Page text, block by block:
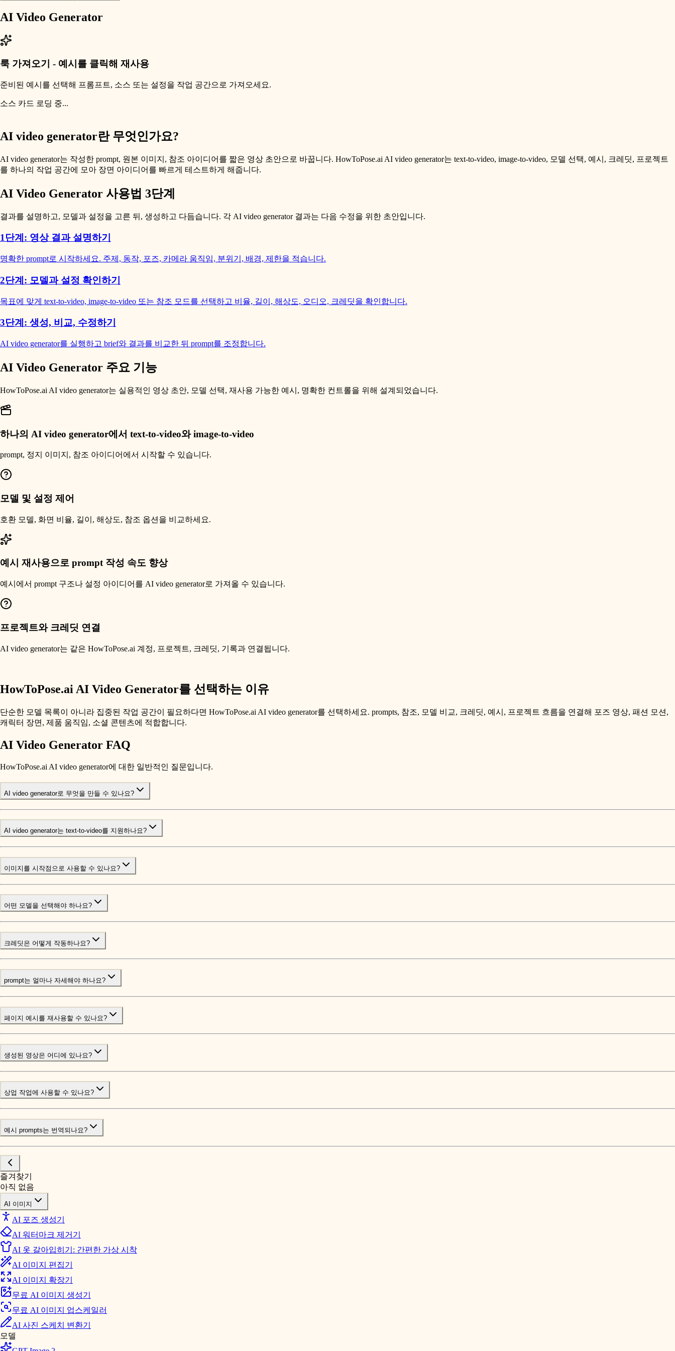
AI Video Generator
룩 가져오기 - 예시를 클릭해 재사용
준비된 예시를 선택해 프롬프트, 소스 또는 설정을 작업 공간으로 가져오세요.
소스 카드 로딩 중...
AI video generator란 무엇인가요?
AI video generator는 작성한 prompt, 원본 이미지, 참조 아이디어를 짧은 영상 초안으로 바꿉니다. HowToPose.ai AI video generator는 text-to-video, image-to-video, 모델 선택, 예시, 크레딧, 프로젝트
를 하나의 작업 공간에 모아 장면 아이디어를 빠르게 테스트하게 해줍니다.
AI Video Generator 사용법 3단계
결과를 설명하고, 모델과 설정을 고른 뒤, 생성하고 다듬습니다. 각 AI video generator 결과는 다음 수정을 위한 초안입니다.
1단계: 영상 결과 설명하기
명확한 prompt로 시작하세요. 주제, 동작, 포즈, 카메라 움직임, 분위기, 배경, 제한을 적습니다.
2단계: 모델과 설정 확인하기
목표에 맞게 text-to-video, image-to-video 또는 참조 모드를 선택하고 비율, 길이, 해상도, 오디오, 크레딧을 확인합니다.
3단계: 생성, 비교, 수정하기
AI video generator를 실행하고 brief와 결과를 비교한 뒤 prompt를 조정합니다.
AI Video Generator 주요 기능
HowToPose.ai AI video generator는 실용적인 영상 초안, 모델 선택, 재사용 가능한 예시, 명확한 컨트롤을 위해 설계되었습니다.
하나의 AI video generator에서 text-to-video와 image-to-video
prompt, 정지 이미지, 참조 아이디어에서 시작할 수 있습니다.
모델 및 설정 제어
호환 모델, 화면 비율, 길이, 해상도, 참조 옵션을 비교하세요.
예시 재사용으로 prompt 작성 속도 향상
예시에서 prompt 구조나 설정 아이디어를 AI video generator로 가져올 수 있습니다.
프로젝트와 크레딧 연결
AI video generator는 같은 HowToPose.ai 계정, 프로젝트, 크레딧, 기록과 연결됩니다.
HowToPose.ai AI Video Generator를 선택하는 이유
단순한 모델 목록이 아니라 집중된 작업 공간이 필요하다면 HowToPose.ai AI video generator를 선택하세요. prompts, 참조, 모델 비교, 크레딧, 예시, 프로젝트 흐름을 연결해 포즈 영상, 패션 모션,
캐릭터 장면, 제품 움직임, 소셜 콘텐츠에 적합합니다.
AI Video Generator FAQ
HowToPose.ai AI video generator에 대한 일반적인 질문입니다.
AI video generator로 무엇을 만들 수 있나요?
AI video generator는 text-to-video를 지원하나요?
이미지를 시작점으로 사용할 수 있나요?
어떤 모델을 선택해야 하나요?
크레딧은 어떻게 작동하나요?
prompt는 얼마나 자세해야 하나요?
페이지 예시를 재사용할 수 있나요?
생성된 영상은 어디에 있나요?
상업 작업에 사용할 수 있나요?
예시 prompts는 번역되나요?
즐겨찾기
아직 없음
AI 이미지
AI 포즈 생성기
AI 워터마크 제거기
AI 옷 갈아입히기: 간편한 가상 시착
AI 이미지 편집기
AI 이미지 확장기
무료 AI 이미지 생성기
무료 AI 이미지 업스케일러
AI 사진 스케치 변환기
모델